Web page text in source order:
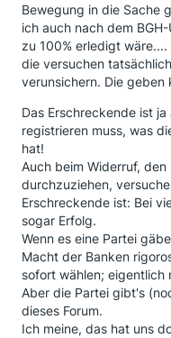
Bewegung in die Sache
ich auch nach dem
zu 100% erledigt
die versuchen
verunsichern. Die geben
Das Erschreckende ist
registrieren muss, was
hat!
Auch beim Widerruf,
durchzuziehen,
Erschreckende ist: Bei
sogar Erfolg.
Wenn es eine Partei
Macht der Banken
sofort wählen; eigentlich
Aber die Partei gibt's
dieses Forum.
Ich meine, das hat uns